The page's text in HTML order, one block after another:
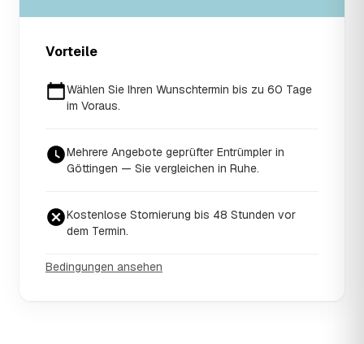
Vorteile
Wählen Sie Ihren Wunschtermin bis zu 60 Tage
im Voraus.
Mehrere Angebote geprüfter Entrümpler in
Göttingen — Sie vergleichen in Ruhe.
Kostenlose Stornierung bis 48 Stunden vor
dem Termin.
Bedingungen ansehen